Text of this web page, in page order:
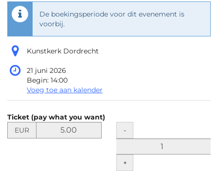
De boekingsperiode voor dit evenement is
voorbij.
Kunstkerk Dordrecht
21 juni 2026
Begin: 14:00
Voeg toe aan kalender
Niet-
gecategoriseerde
Ticket (pay what you want)
Stel
de
EUR Hoeveelheid
-
+